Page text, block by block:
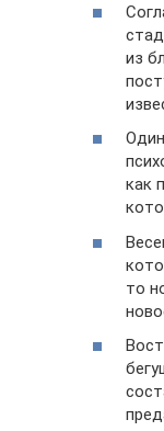
из
как
то